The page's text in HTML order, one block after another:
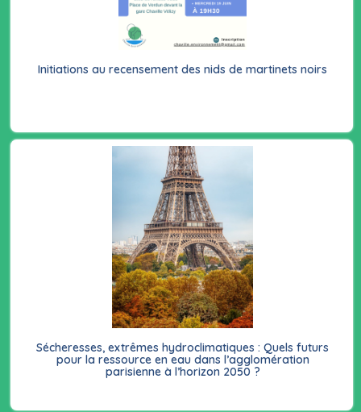
Initiations au recensement des nids de martinets noirs
Sécheresses, extrêmes hydroclimatiques : Quels futurs
pour la ressource en eau dans l’agglomération
parisienne à l’horizon 2050 ?